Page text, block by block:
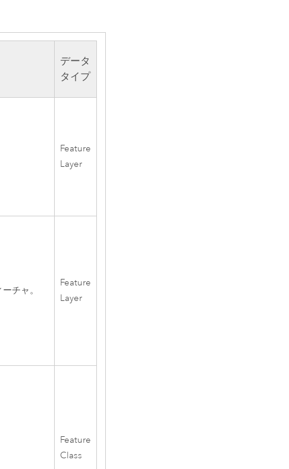
データ
タイプ
Feature
Layer
チャ。
Feature
Layer
Feature
Class